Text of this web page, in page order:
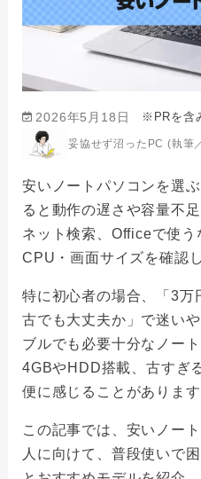
2026年5月18日 ※PRを含
妥協せず沼ったPC (執筆
安いノートパソコンを選
ると動作の遅さや容量不
ネット検索、Officeで使う
CPU・画面サイズを確認
特に初心者の場合、「3万
古でも大丈夫か」で迷い
ブルでも必要十分なノー
4GBやHDD搭載、古すぎ
便に感じることがあります
この記事では、安いノー
人に向けて、普段使いで